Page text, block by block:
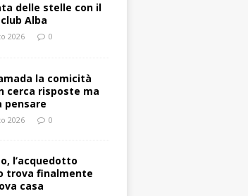
delle stelle con il
Alba
2026 0
la comicità
cerca risposte ma
pensare
2026 0
l’acquedotto
trova finalmente
casa